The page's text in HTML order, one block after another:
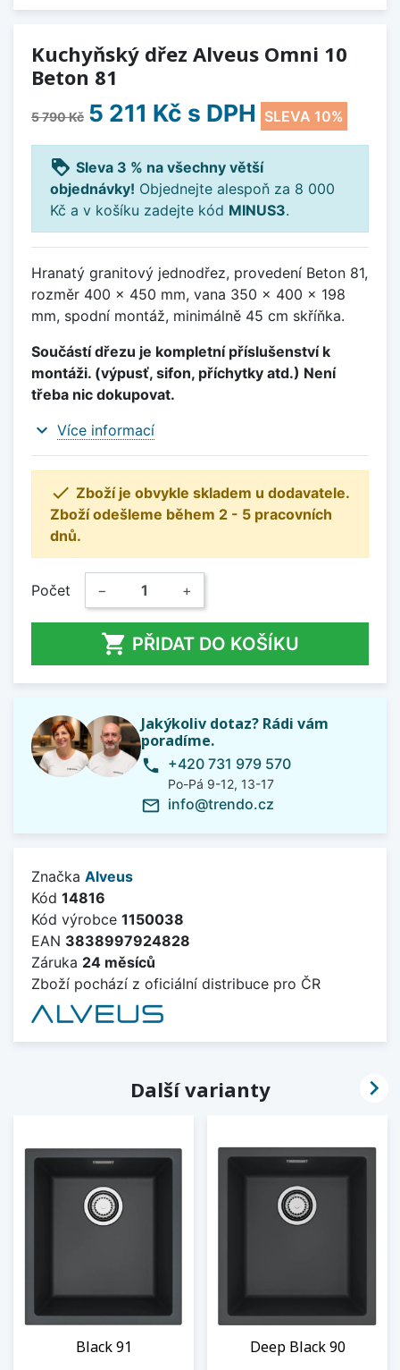
Kuchyňský dřez Alveus Omni 10
Beton 81
5 790 Kč 5 211 Kč s DPH SLEVA 10%
loyalty Sleva 3 % na všechny větší
objednávky! Objednejte alespoň za 8 000
Kč a v košíku zadejte kód MINUS3.
Hranatý granitový jednodřez, provedení Beton 81,
rozměr 400 x 450 mm, vana 350 x 400 x 198
mm, spodní montáž, minimálně 45 cm skříňka.
Součástí dřezu je kompletní příslušenství k
montáži. (výpusť, sifon, příchytky atd.) Není
třeba nic dokupovat.
expand_more Více informací
 Zboží je obvykle skladem u dodavatele.
Zboží odešleme během 2 - 5 pracovních
dnů.
Počet − +
 PŘIDAT DO KOŠÍKU
Jakýkoliv dotaz? Rádi vám
poradíme.
phone +420 731 979 570
Po-Pá 9-12, 13-17
mail_outline info@trendo.cz
Značka Alveus
Kód 14816
Kód výrobce 1150038
EAN 3838997924828
Záruka 24 měsíců
Zboží pochází z oficiální distribuce pro ČR
Další varianty
Black 91 Deep Black 90
